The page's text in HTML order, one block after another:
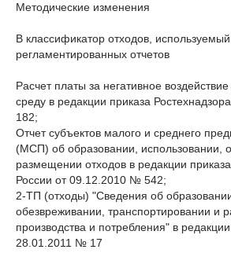
Методические изменения
В классификатор отходов,
регламентированных отчетов
Расчет платы за негативное
среду в редакции приказа
182;
Отчет субъектов малого и среднего
(МСП) об образовании, использовании,
размещении отходов в редакции
России от 09.12.2010 № 542;
2-ТП (отходы) "Сведения об
обезвреживании, транспортировании и
производства и потребления" в
28.01.2011 № 17